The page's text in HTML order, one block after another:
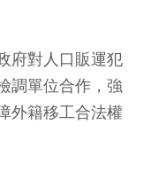
府對人口販運犯
調單位合作，強
外籍移工合法權